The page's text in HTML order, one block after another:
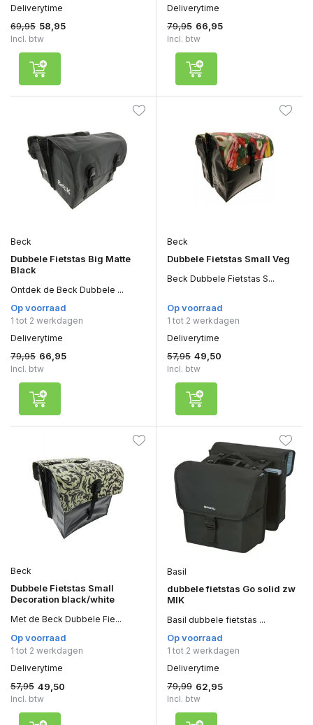
Deliverytime
69,95 58,95
Incl. btw
Deliverytime
79,95 66,95
Incl. btw
Beck
Dubbele Fietstas Big Matte
Black
Ontdek de Beck Dubbele ...
Op voorraad
1 tot 2 werkdagen
Deliverytime
79,95 66,95
Incl. btw
Beck
Dubbele Fietstas Small Veg
Beck Dubbele Fietstas S...
Op voorraad
1 tot 2 werkdagen
Deliverytime
57,95 49,50
Incl. btw
Beck
Dubbele Fietstas Small
Decoration black/white
Met de Beck Dubbele Fie...
Op voorraad
1 tot 2 werkdagen
Deliverytime
57,95 49,50
Incl. btw
Basil
dubbele fietstas Go solid zw
MIK
Basil dubbele fietstas ...
Op voorraad
1 tot 2 werkdagen
Deliverytime
79,99 62,95
Incl. btw